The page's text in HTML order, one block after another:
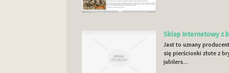
Sklep internetowy z
Jast to uznany
się pierścionki złote z
jubilers...